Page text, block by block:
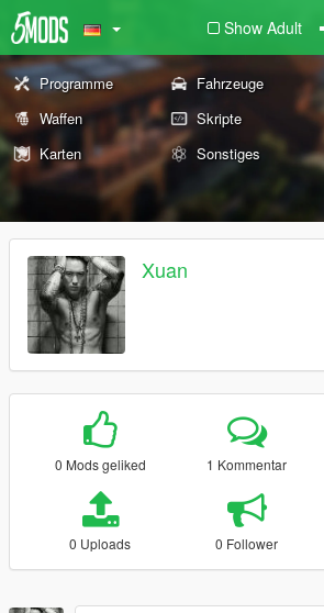
Show Adult
Programme Fahrzeuge
Waffen
Skripte
Karten
Sonstiges
Xuan
0 Mods geliked 1 Kommentar
0 Uploads 0 Follower